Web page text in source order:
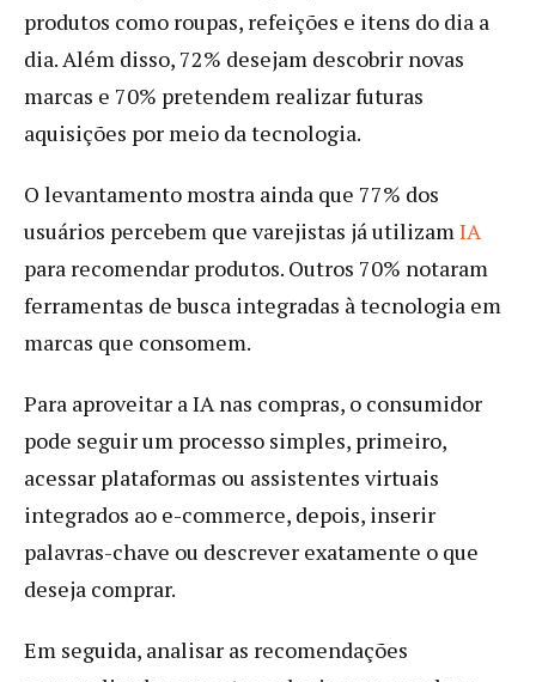
produtos como roupas, refeições e itens do dia a
dia. Além disso, 72% desejam descobrir novas
marcas e 70% pretendem realizar futuras
aquisições por meio da tecnologia.
O levantamento mostra ainda que 77% dos
usuários percebem que varejistas já utilizamIA
para recomendar produtos. Outros 70% notaram
ferramentas de busca integradas à tecnologia em
marcas que consomem.
Para aproveitar a IA nas compras, o consumidor
pode seguir um processo simples, primeiro,
acessar plataformas ou assistentes virtuais
integrados ao e-commerce, depois, inserir
palavras-chave ou descrever exatamente o que
deseja comprar.
Em seguida, analisar as recomendações